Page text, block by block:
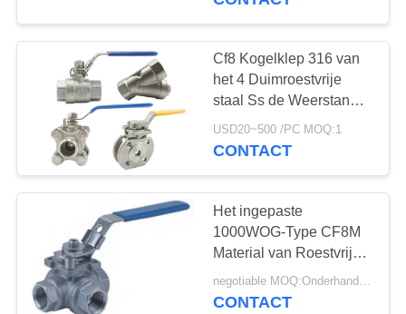
SITEMAP
PRIVACYBELEID
Cf8 Kogelklep 316 van
het 4 Duimroestvrije
staal Ss de Weerstand
van de Kogelklepbrand
USD20~500 /PC MOQ:1
CONTACT
Het ingepaste
1000WOG-Type CF8M
Material van Roestvrij
staalKogelklep 2057N
negotiable MOQ:Onderhandeling
CONTACT